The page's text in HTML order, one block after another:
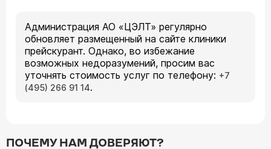
Администрация АО «ЦЭЛТ» регулярно
обновляет размещенный на сайте клиники
прейскурант. Однако, во избежание
возможных недоразумений, просим вас
уточнять стоимость услуг по телефону: +7
(495) 266 91 14.
ПОЧЕМУ НАМ ДОВЕРЯЮТ?